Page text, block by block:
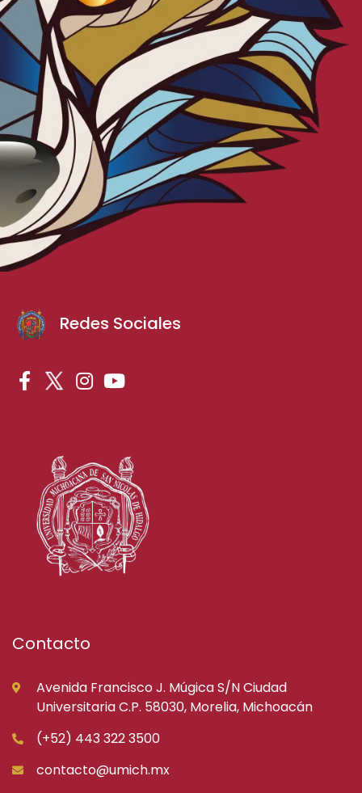
Redes Sociales
Contacto
Avenida Francisco J. Múgica S/N Ciudad
Universitaria C.P. 58030, Morelia, Michoacán
(+52) 443 322 3500
contacto@umich.mx